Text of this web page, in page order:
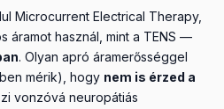
Microcurrent Electrical Therapy,
áramot használ, mint a TENS —
. Olyan apró áramerősséggel
mérik), hogy nem is érzed a
vonzóvá neuropátiás